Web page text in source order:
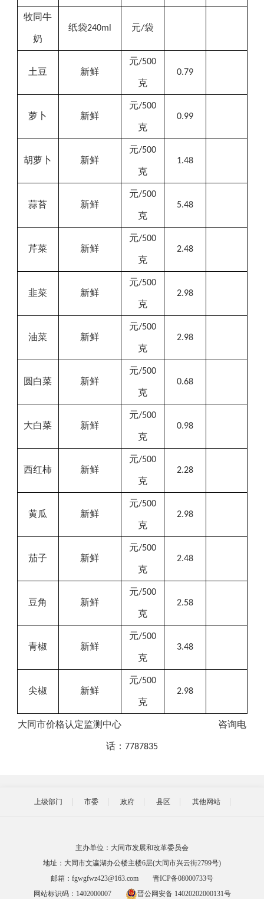
牧同牛
奶
纸袋240ml 元/袋
土豆 新鲜
元/500
克
0.79
萝卜 新鲜
元/500
克
0.99
胡萝卜 新鲜
元/500
克
1.48
蒜苔 新鲜
元/500
克
5.48
芹菜 新鲜
元/500
克
2.48
韭菜 新鲜
元/500
克
2.98
油菜 新鲜
元/500
克
2.98
圆白菜 新鲜
元/500
克
0.68
大白菜 新鲜
元/500
克
0.98
西红柿 新鲜
元/500
克
2.28
黄瓜 新鲜
元/500
克
2.98
茄子 新鲜
元/500
克
2.48
豆角 新鲜
元/500
克
2.58
青椒 新鲜
元/500
克
3.48
尖椒 新鲜
元/500
克
2.98
大同市价格认定监测中心 咨询电
话： 7787835
上级部门 市委 政府 县区 其他网站
主办单位：大同市发展和改革委员会
地址：大同市文瀛湖办公楼主楼6层(大同市兴云街2799号)
邮箱：fgwgfwz423@163.com
晋ICP备08000733号
网站标识码：1402000007
晋公网安备 14020202000131号